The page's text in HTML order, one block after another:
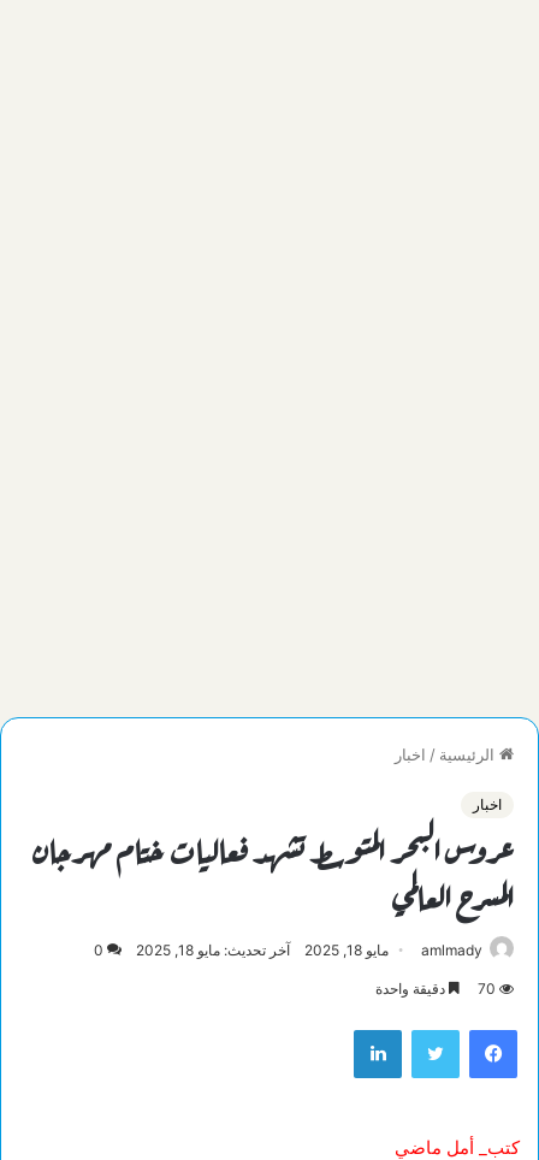
الرئيسية / اخبار
اخبار
عروس البحر المتوسط تشهد فعاليات ختام مهرجان
المسرح العالمي
amlmady مايو 18, 2025 آخر تحديث: مايو 18, 2025 0
70 دقيقة واحدة
فيسبوك تويتر لينكدإن
كتب_ أمل ماضي